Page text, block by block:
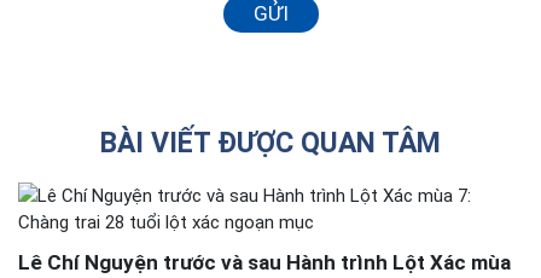
GỬI
BÀI VIẾT ĐƯỢC QUAN TÂM
Lê Chí Nguyện trước và sau Hành trình Lột Xác mùa